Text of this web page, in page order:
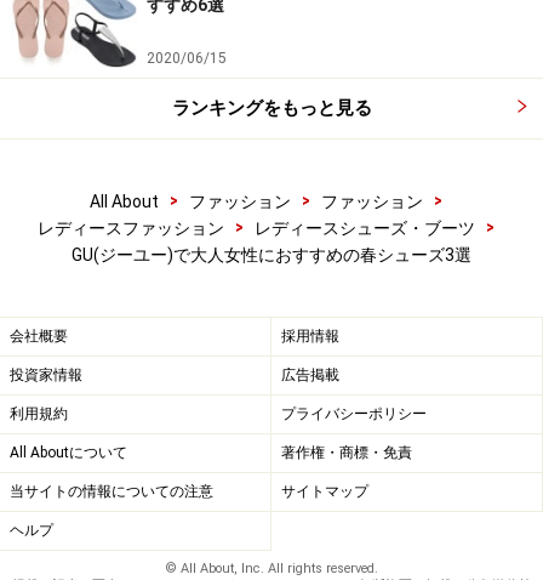
【取材協力】
GU（ジーユー）
===========================
大人のリュックコーデのコツと、おすすめコスパリュッ
ク3選
高見えするコスパデニムの選び方・おすすめアイテム5
オンオフOK！「Uniqlo U」おすすめベーシックアイテム3
選
一足お先に春気分！ ZARAのコスパバッグおすすめ3選
パーカーって手抜きに見える？アラフォー向け選び方と
着こなしのコツ
アラフォーおしゃれ迷子に贈る！着こなしのポイント3
つ
マンネリ打破！手持ち服だけで冬コーデを新鮮にする方
すすめ6選
2020/06/15
ランキングをもっと見る
All About > ファッション > ファッション
>
レディースファッション
> レディースシューズ・ブーツ
>
GU(ジーユー)で大人女性におすすめの春シューズ3選
会社概要 採用情報
投資家情報 広告掲載
利用規約 プライバシーポリシー
All Aboutについて 著作権・商標・免責
当サイトの情報についての注意 サイトマップ
ヘルプ
© All About, Inc. All rights reserved.